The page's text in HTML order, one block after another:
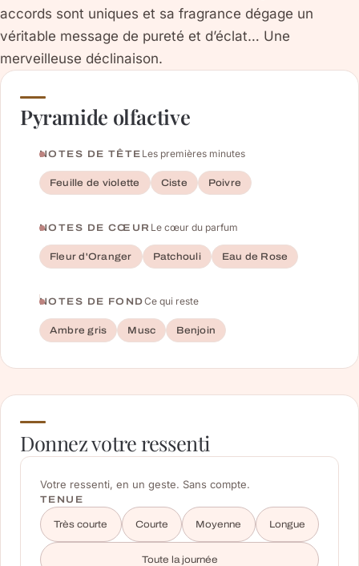
accords sont uniques et sa fragrance dégage un
véritable message de pureté et d’éclat… Une
merveilleuse déclinaison.
Pyramide olfactive
NOTES DE TÊTE Les premières minutes
Feuille de violette Ciste Poivre
NOTES DE CŒUR Le cœur du parfum
Fleur d'Oranger Patchouli Eau de Rose
NOTES DE FONDCe qui reste
Ambre gris Musc Benjoin
Donnez votre ressenti
Votre ressenti, en un geste. Sans compte.
TENUE
Très courte Courte Moyenne Longue
Toute la journée